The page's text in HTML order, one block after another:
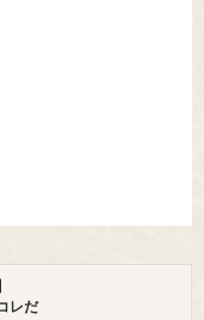
レだ